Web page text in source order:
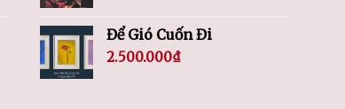
Để Gió Cuốn Đi
2.500.000₫